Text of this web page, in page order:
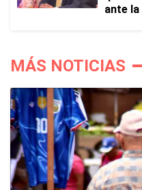
ante la
MÁS NOTICIAS